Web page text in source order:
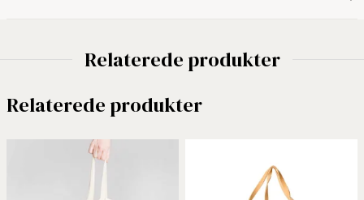
Relaterede produkter
Relaterede produkter